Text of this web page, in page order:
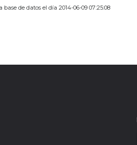
de datos el día 2014-06-09 07:25:08